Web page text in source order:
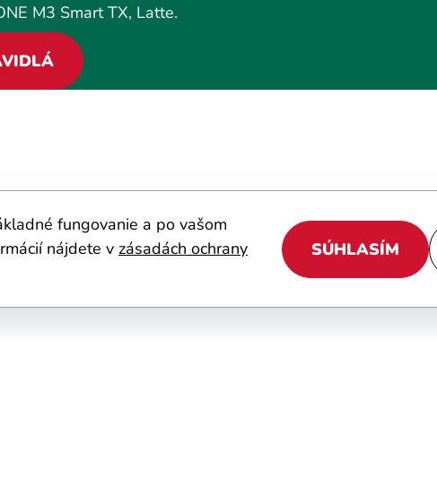
M3 Smart TX, Latte.
fungovanie a po vašom
nájdete v zásadách ochrany SÚHLASÍM